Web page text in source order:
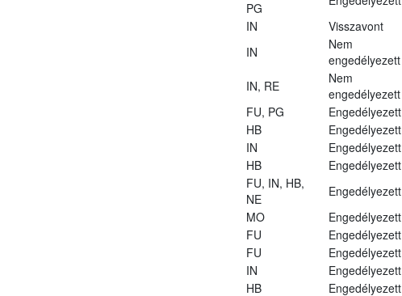
PG
IN Visszavont
IN
Nem
engedélyezett
IN, RE
Nem
engedélyezett
FU, PG Engedélyezett
HB Engedélyezett
IN Engedélyezett
HB Engedélyezett
FU, IN, HB,
NE
Engedélyezett
MO Engedélyezett
FU Engedélyezett
FU Engedélyezett
IN Engedélyezett
HB Engedélyezett